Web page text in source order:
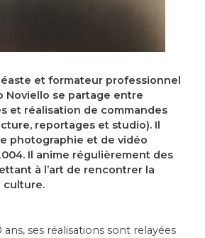
et formateur professionnel
Noviello se partage entre
et réalisation de commandes
reportages et studio). Il
photographie et de vidéo
Il anime régulièrement des
à l’art de rencontrer la
culture.
ses réalisations sont relayées